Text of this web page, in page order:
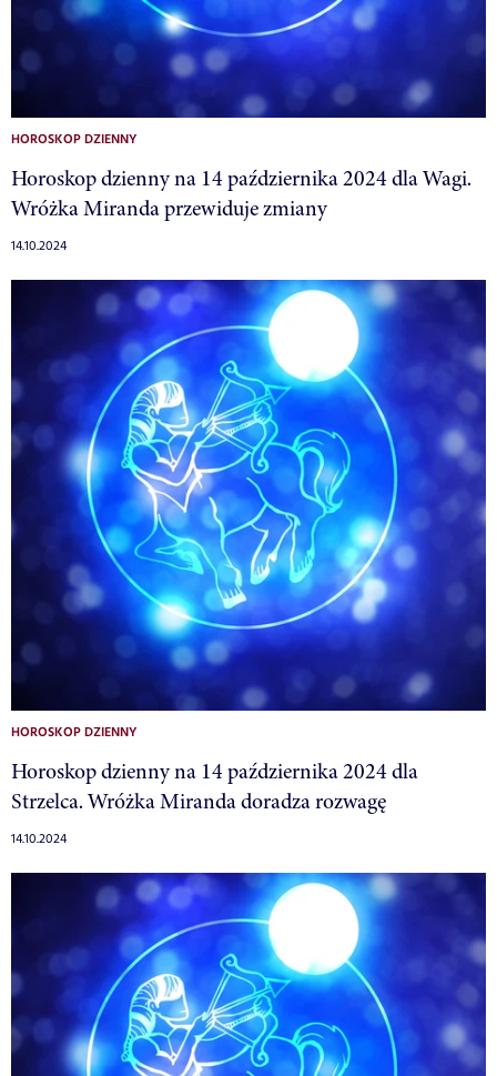
HOROSKOP DZIENNY
Horoskop dzienny na 14 października 2024 dla Wagi.
Wróżka Miranda przewiduje zmiany
14.10.2024
HOROSKOP DZIENNY
Horoskop dzienny na 14 października 2024 dla
Strzelca. Wróżka Miranda doradza rozwagę
14.10.2024